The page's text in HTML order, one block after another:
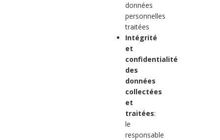
données
personnelles
traitées
Intégrité
et
confidentialité
des
données
collectées
et
traitées:
le
responsable